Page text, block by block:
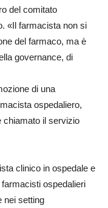
del comitato
«Il farmacista non si
del farmaco, ma è
governance, di
di una
ospedaliero,
chiamato il servizio
clinico in ospedale e
ospedalieri
nei setting